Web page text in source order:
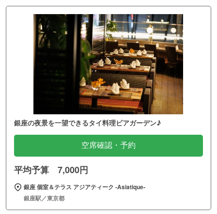
銀座の夜景を一望できるタイ料理ビアガーデン♪
空席確認・予約
平均予算 7,000円
銀座 個室＆テラス アジアティーク ‐Asiatique‐
銀座駅／東京都